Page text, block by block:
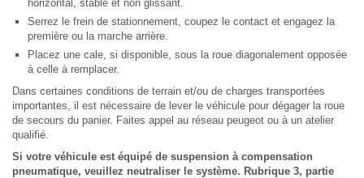
horizontal, stable et non glissant.
Serrez le frein de stationnement, coupez le contact et engagez la
première ou la marche arrière.
Placez une cale, si disponible, sous la roue diagonalement opposée
à celle à remplacer.
Dans certaines conditions de terrain et/ou de charges transportées
importantes, il est nécessaire de lever le véhicule pour dégager la roue
de secours du panier. Faites appel au réseau peugeot ou à un atelier
qualifié.
Si votre véhicule est équipé de suspension à compensation
pneumatique, veuillez neutraliser le système. Rubrique 3, partie